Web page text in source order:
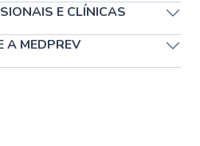
E CLÍNICAS
A MEDPREV